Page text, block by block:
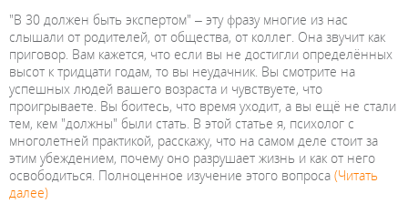
"В 30 должен быть экспертом" – эту фразу многие из нас
слышали от родителей, от общества, от коллег. Она звучит как
приговор. Вам кажется, что если вы не достигли определённых
высот к тридцати годам, то вы неудачник. Вы смотрите на
успешных людей вашего возраста и чувствуете, что
проигрываете. Вы боитесь, что время уходит, а вы ещё не стали
тем, кем "должны" были стать. В этой статье я, психолог с
многолетней практикой, расскажу, что на самом деле стоит за
этим убеждением, почему оно разрушает жизнь и как от него
освободиться. Полноценное изучение этого вопроса (Читать
далее)